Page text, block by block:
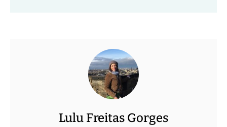
Lulu Freitas Gorges